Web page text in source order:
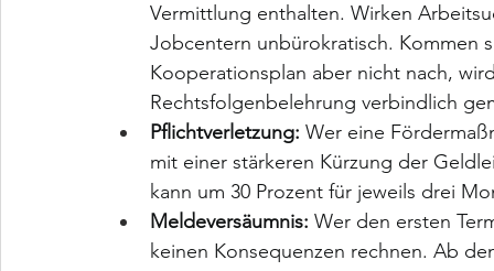
Vermittlung enthalten. Wirken
Jobcentern unbürokratisch. Kommen
Kooperationsplan aber nicht nach,
Rechtsfolgenbelehrung verbindlich
Pflichtverletzung: Wer eine
mit einer stärkeren Kürzung der
kann um 30 Prozent für jeweils drei
Meldeversäumnis: Wer den ersten
keinen Konsequenzen rechnen. Ab